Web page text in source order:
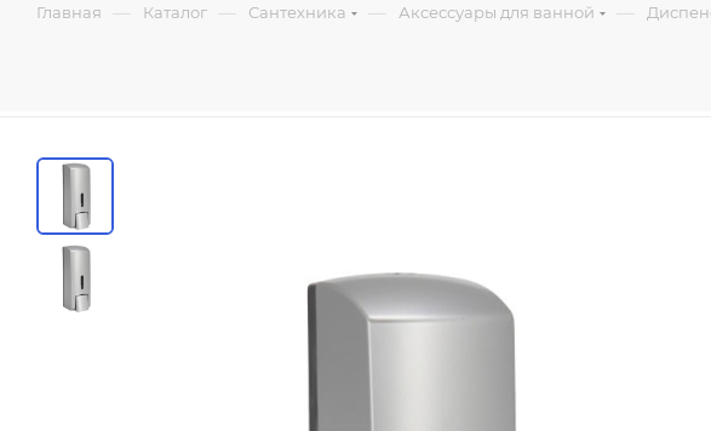
Главная — Каталог — Сантехника — Аксессуары для ванной —